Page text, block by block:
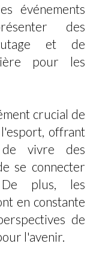
événements
des
et de
pour les
crucial de
offrant
vivre des
se connecter
De plus, les
en constante
de
l'avenir.